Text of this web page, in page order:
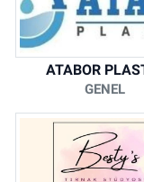
ATABOR
GENEL